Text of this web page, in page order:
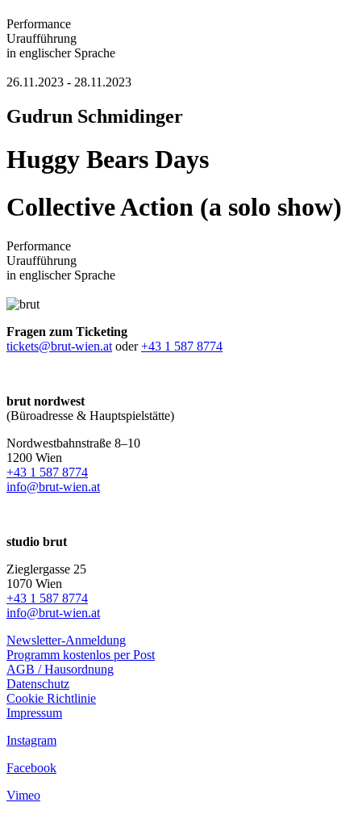
Performance
Uraufführung
in englischer Sprache
26.11.2023 - 28.11.2023
Gudrun Schmidinger
Huggy Bears Days
Collective Action (a solo show)
Performance
Uraufführung
in englischer Sprache
Fragen zum Ticketing
tickets@brut-wien.at oder+43 1 587 8774
brut nordwest
(Büroadresse & Hauptspielstätte)
Nordwestbahnstraße 8–10
1200 Wien
+43 1 587 8774
info@brut-wien.at
studio brut
Zieglergasse 25
1070 Wien
+43 1 587 8774
info@brut-wien.at
Newsletter-Anmeldung
Programm kostenlos per Post
AGB / Hausordnung
Datenschutz
Cookie Richtlinie
Impressum
Instagram
Facebook
Vimeo